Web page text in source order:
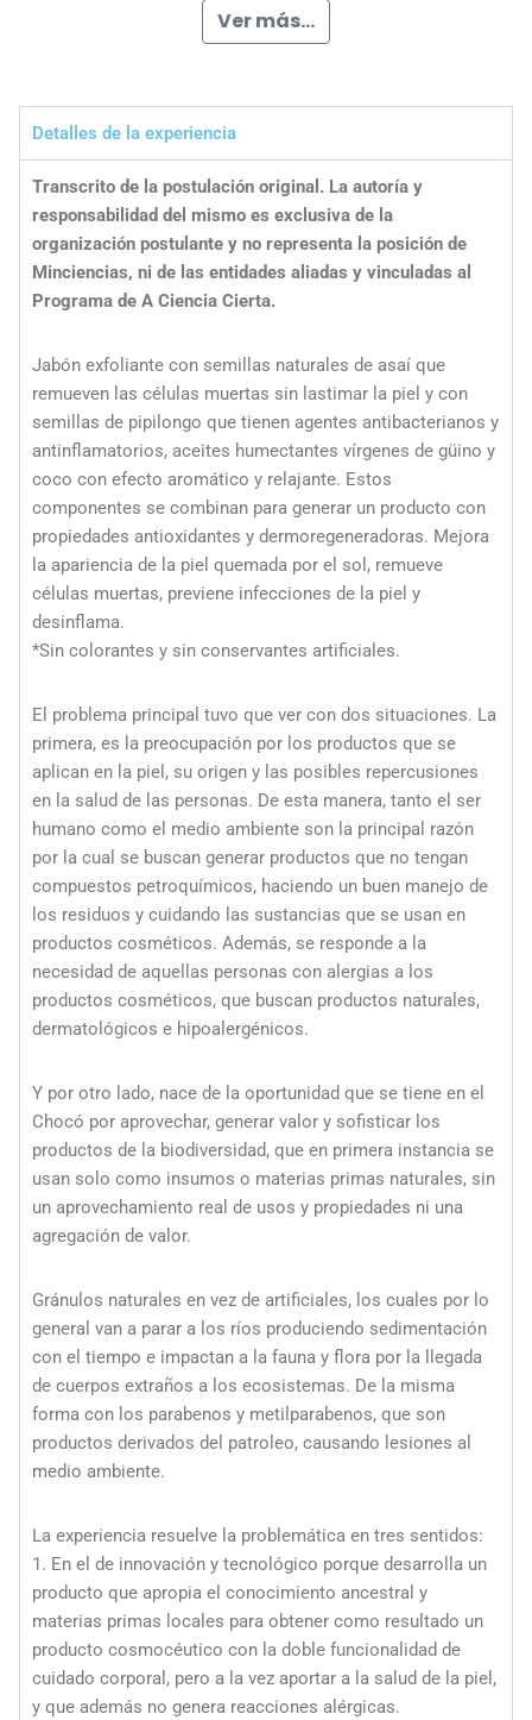
Ver más...
Detalles de la experiencia
Transcrito de la postulación original. La autoría y
responsabilidad del mismo es exclusiva de la
organización postulante y no representa la posición de
Minciencias, ni de las entidades aliadas y vinculadas al
Programa de A Ciencia Cierta.
Jabón exfoliante con semillas naturales de asaí que
remueven las células muertas sin lastimar la piel y con
semillas de pipilongo que tienen agentes antibacterianos y
antinflamatorios, aceites humectantes vírgenes de güino y
coco con efecto aromático y relajante. Estos
componentes se combinan para generar un producto con
propiedades antioxidantes y dermoregeneradoras. Mejora
la apariencia de la piel quemada por el sol, remueve
células muertas, previene infecciones de la piel y
desinflama.
*Sin colorantes y sin conservantes artificiales.
El problema principal tuvo que ver con dos situaciones. La
primera, es la preocupación por los productos que se
aplican en la piel, su origen y las posibles repercusiones
en la salud de las personas. De esta manera, tanto el ser
humano como el medio ambiente son la principal razón
por la cual se buscan generar productos que no tengan
compuestos petroquímicos, haciendo un buen manejo de
los residuos y cuidando las sustancias que se usan en
productos cosméticos. Además, se responde a la
necesidad de aquellas personas con alergias a los
productos cosméticos, que buscan productos naturales,
dermatológicos e hipoalergénicos.
Y por otro lado, nace de la oportunidad que se tiene en el
Chocó por aprovechar, generar valor y sofisticar los
productos de la biodiversidad, que en primera instancia se
usan solo como insumos o materias primas naturales, sin
un aprovechamiento real de usos y propiedades ni una
agregación de valor.
Gránulos naturales en vez de artificiales, los cuales por lo
general van a parar a los ríos produciendo sedimentación
con el tiempo e impactan a la fauna y flora por la llegada
de cuerpos extraños a los ecosistemas. De la misma
forma con los parabenos y metilparabenos, que son
productos derivados del patroleo, causando lesiones al
medio ambiente.
La experiencia resuelve la problemática en tres sentidos:
1. En el de innovación y tecnológico porque desarrolla un
producto que apropia el conocimiento ancestral y
materias primas locales para obtener como resultado un
producto cosmocéutico con la doble funcionalidad de
cuidado corporal, pero a la vez aportar a la salud de la piel,
y que además no genera reacciones alérgicas.